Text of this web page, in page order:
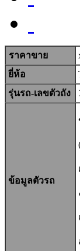
ราคาขาย
ยี่ห้อ
รุ่นรถ-เลขตัวถัง
ข้อมูลตัวรถ